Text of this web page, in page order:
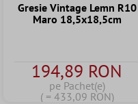
Gresie Vintage Lemn R10
Maro 18,5x18,5cm
194,89 RON
pe Pachet(e)
( = 433,09 RON)